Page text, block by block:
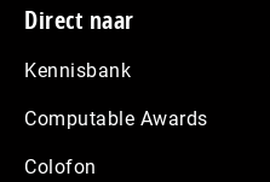
Footer
Direct naar
Kennisbank
Computable Awards
Colofon